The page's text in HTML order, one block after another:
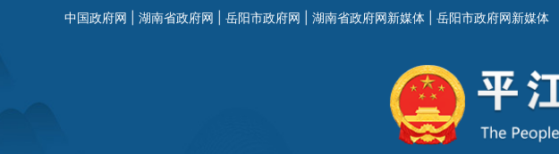
中国政府网 湖南省政府网 岳阳市政府网 湖南省政府网新媒体 岳阳市政府网新媒体